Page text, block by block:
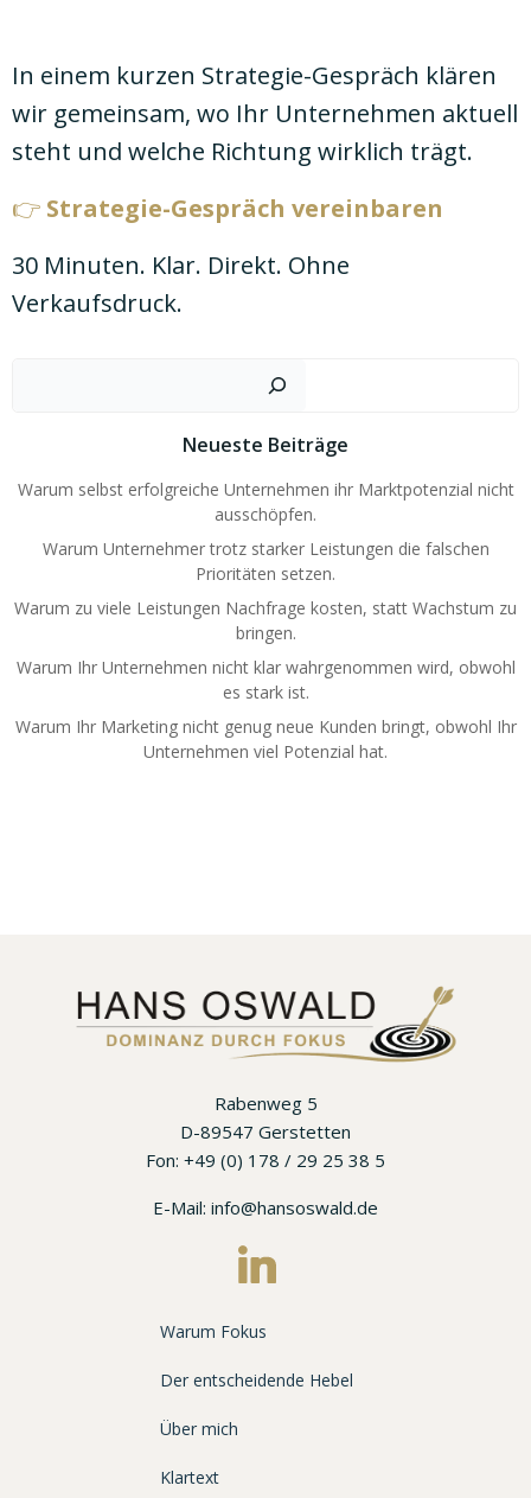
In einem kurzen Strategie-Gespräch klären
wir gemeinsam, wo Ihr Unternehmen aktuell
steht und welche Richtung wirklich trägt.
👉 Strategie-Gespräch vereinbaren
30 Minuten. Klar. Direkt. Ohne
Verkaufsdruck.
Neueste Beiträge
Warum selbst erfolgreiche Unternehmen ihr Marktpotenzial nicht
ausschöpfen.
Warum Unternehmer trotz starker Leistungen die falschen
Prioritäten setzen.
Warum zu viele Leistungen Nachfrage kosten, statt Wachstum zu
bringen.
Warum Ihr Unternehmen nicht klar wahrgenommen wird, obwohl
es stark ist.
Warum Ihr Marketing nicht genug neue Kunden bringt, obwohl Ihr
Unternehmen viel Potenzial hat.
Rabenweg 5
D-89547 Gerstetten
Fon: +49 (0) 178 / 29 25 38 5
E-Mail: info@hansoswald.de
Warum Fokus
Der entscheidende Hebel
Über mich
Klartext